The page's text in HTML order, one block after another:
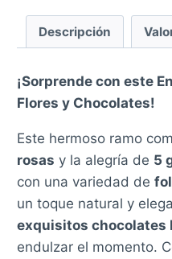
Descripción
¡Sorprende con este
Flores y Chocolates!
Este hermoso ramo
rosas y la alegría de 5
con una variedad de
un toque natural y
exquisitos chocolates
endulzar el momento.